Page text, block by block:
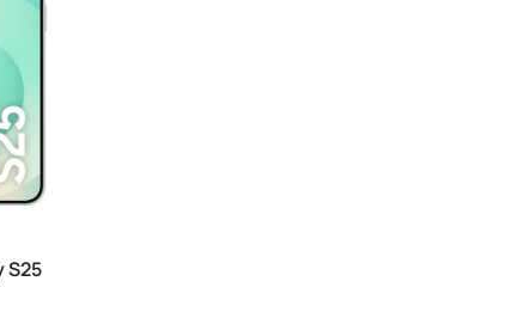
S25